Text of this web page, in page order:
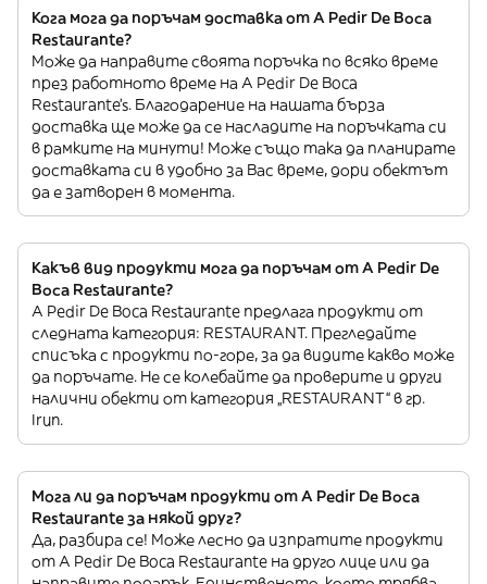
Кога мога да поръчам доставка от A Pedir De Boca
Restaurante?
Може да направите своята поръчка по всяко време
през работното време на A Pedir De Boca
Restaurante’s. Благодарение на нашата бърза
доставка ще може да се насладите на поръчката си
в рамките на минути! Може също така да планирате
доставката си в удобно за Вас време, дори обектът
да е затворен в момента.
Какъв вид продукти мога да поръчам от A Pedir De
Boca Restaurante?
A Pedir De Boca Restaurante предлага продукти от
следната категория: RESTAURANT. Прегледайте
списъка с продукти по-горе, за да видите какво може
да поръчате. Не се колебайте да проверите и други
налични обекти от категория „RESTAURANT“ в гр.
Irun.
Мога ли да поръчам продукти от A Pedir De Boca
Restaurante за някой друг?
Да, разбира се! Може лесно да изпратите продукти
от A Pedir De Boca Restaurante на друго лице или да